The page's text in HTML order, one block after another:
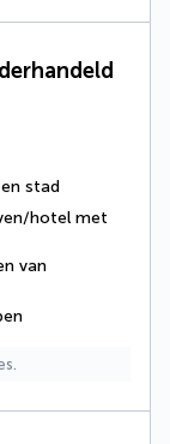
stad
hotel met
van